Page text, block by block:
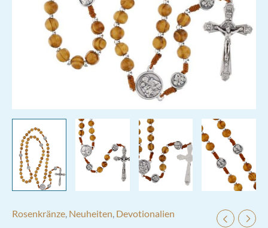
Rosenkränze, Neuheiten, Devotionalien